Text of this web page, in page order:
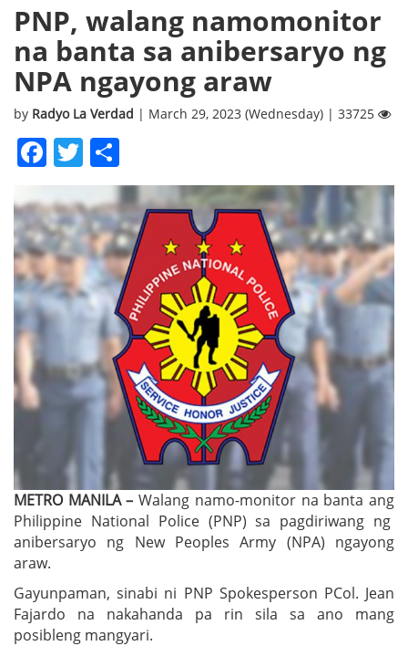
PNP, walang namomonitor
na banta sa anibersaryo ng
NPA ngayong araw
by Radyo La Verdad | March 29, 2023 (Wednesday) | 33725
Facebook
Twitter
METRO MANILA –Walang namo-monitor na banta ang
Philippine National Police (PNP) sa pagdiriwang ng
anibersaryo ng New Peoples Army (NPA) ngayong
araw.
Gayunpaman, sinabi ni PNP Spokesperson PCol. Jean
Fajardo na nakahanda pa rin sila sa ano mang
posibleng mangyari.